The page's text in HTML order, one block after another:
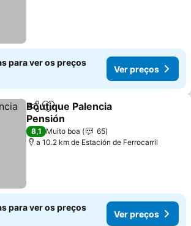
para ver os preços
Ver preços
PartilharAdicionar aos favoritos
Boutique Palencia
Pensión
8,1 Muito boa
65
a 10.2 km de Estación de Ferrocarril
para ver os preços
Ver preços